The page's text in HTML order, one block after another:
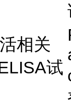
相关
试